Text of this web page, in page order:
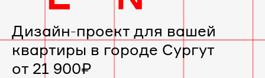
Дизайн-проект для вашей
квартиры в городе Сургут
от 21 900₽